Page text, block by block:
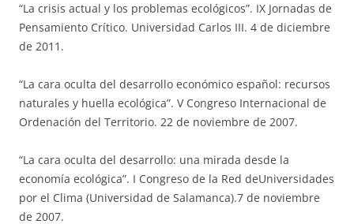
“La crisis actual y los problemas ecológicos”. IX Jornadas de
Pensamiento Crítico. Universidad Carlos III. 4 de diciembre
de 2011.
“La cara oculta del desarrollo económico español: recursos
naturales y huella ecológica”. V Congreso Internacional de
Ordenación del Territorio. 22 de noviembre de 2007.
“La cara oculta del desarrollo: una mirada desde la
economía ecológica”. I Congreso de la Red deUniversidades
por el Clima (Universidad de Salamanca).7 de noviembre
de 2007.